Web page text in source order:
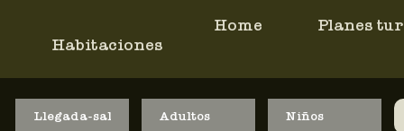
Habitaciones
Home Planes